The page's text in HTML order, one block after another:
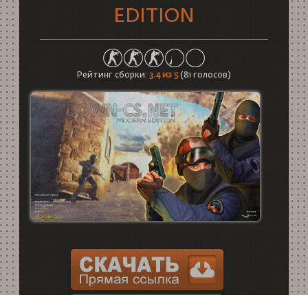
EDITION
Рейтинг сборки: 3.4из 5(81 голосов)